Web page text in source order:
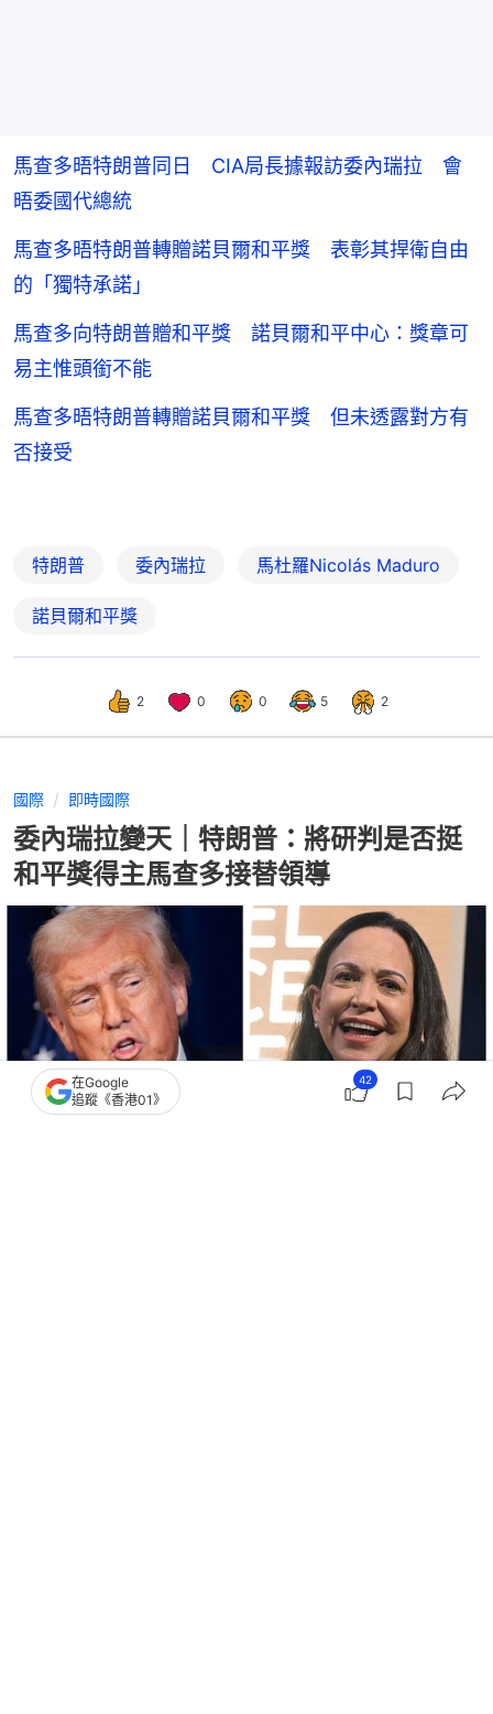
馬查多晤特朗普同日 CIA局長據報訪委內瑞拉 會
晤委國代總統
馬查多晤特朗普轉贈諾貝爾和平獎 表彰其捍衛自由
的「獨特承諾」
馬查多向特朗普贈和平獎 諾貝爾和平中心：獎章可
易主惟頭銜不能
馬查多晤特朗普轉贈諾貝爾和平獎 但未透露對方有
否接受
特朗普 委內瑞拉 馬杜羅Nicolás Maduro
諾貝爾和平獎
2 0 0 5 2
國際 即時國際
委內瑞拉變天｜特朗普：將研判是否挺
和平獎得主馬查多接替領導
在Google
追蹤《香港01》
42